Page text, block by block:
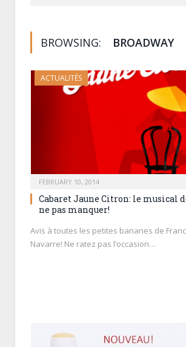
BROWSING: BROADWAY
ACTUALITÉS
FEBRUARY 10, 2014
Cabaret Jaune Citron: le musical
ne pas manquer!
Avis à toutes les petites bananes de
Navarre! Ne ratez pas l’occasion…